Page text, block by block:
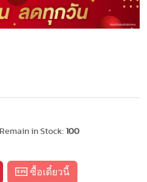
Remain in Stock: 100
ซื้อเดี๋ยวนี้